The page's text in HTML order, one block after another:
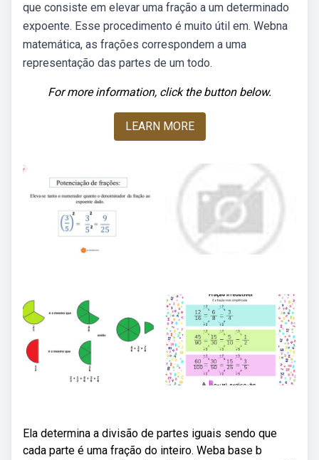
que consiste em elevar uma fração a um determinado
expoente. Esse procedimento é muito útil em. Webna
matemática, as frações correspondem a uma
representação das partes de um todo.
For more information, click the button below.
LEARN MORE
Ela determina a divisão de partes iguais sendo que
cada parte é uma fração do inteiro. Weba base b